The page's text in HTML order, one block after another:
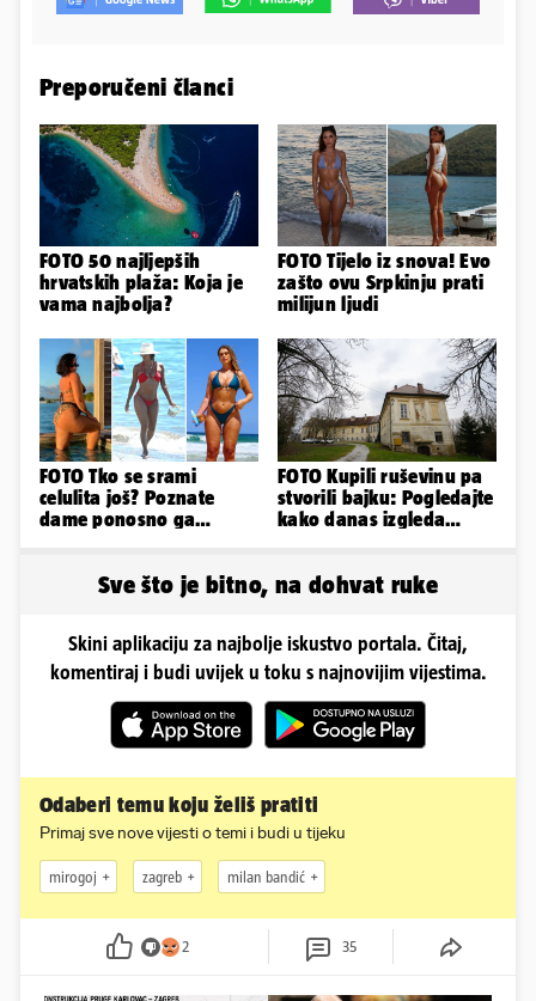
Preporučeni članci
FOTO 50 najljepših
hrvatskih plaža: Koja je
vama najbolja?
FOTO Tijelo iz snova! Evo
zašto ovu Srpkinju prati
milijun ljudi
FOTO Tko se srami
celulita još? Poznate
dame ponosno ga
FOTO Kupili ruševinu pa
stvorili bajku: Pogledajte
kako danas izgleda
Sve što je bitno, na dohvat ruke
Skini aplikaciju za najbolje iskustvo portala. Čitaj,
komentiraj i budi uvijek u toku s najnovijim vijestima.
Odaberi temu koju želiš pratiti
Primaj sve nove vijesti o temi i budi u tijeku
mirogoj zagreb milan bandić
2 35